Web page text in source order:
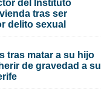
del Instituto
tras ser
delito sexual
tras matar a su hijo
de gravedad a su